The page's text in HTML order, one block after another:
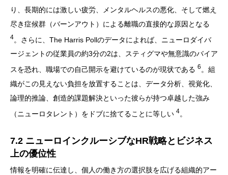
り、長期的には激しい疲労、メンタルヘルスの悪化、そして燃え
尽き症候群（バーンアウト）による離職の直接的な原因となる
4
。さらに、The Harris Pollのデータによれば、ニューロダイバ
ージェントの従業員の約3分の2は、スティグマや無意識のバイア
スを恐れ、職場での自己開示を避けているのが現状である 6 。組
織がこの見えない負担を放置することは、データ分析、視覚化、
論理的推論、創造的課題解決といった彼らが持つ卓越した強み
（ニューロタレント）をドブに捨てることに等しい 4。
7.2 ニューロインクルーシブなHR戦略とビジネス
上の優位性
情報を明確に伝達し、個人の働き方の選択肢を広げる組織的アー